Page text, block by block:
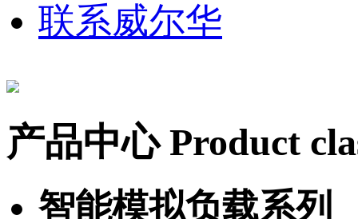
联系威尔华
产品中心 Product
智能模拟负载系列